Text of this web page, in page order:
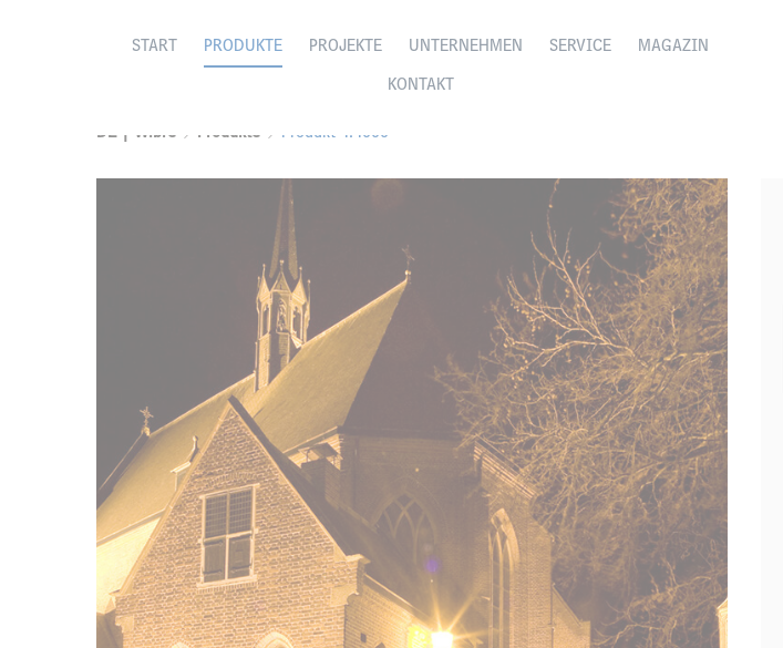
START PRODUKTE PROJEKTE UNTERNEHMEN SERVICE
MAGAZIN
KONTAKT
DE | Wibre Produkte Produkt 4.4000